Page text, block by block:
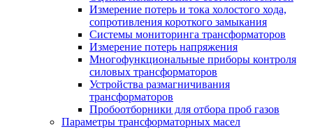
Измерение потерь и тока холостого хода,
сопротивления короткого замыкания
Системы мониторинга трансформаторов
Измерение потерь напряжения
Многофункциональные приборы контроля
силовых трансформаторов
Устройства размагничивания
трансформаторов
Пробоотборники для отбора проб газов
Параметры трансформаторных масел